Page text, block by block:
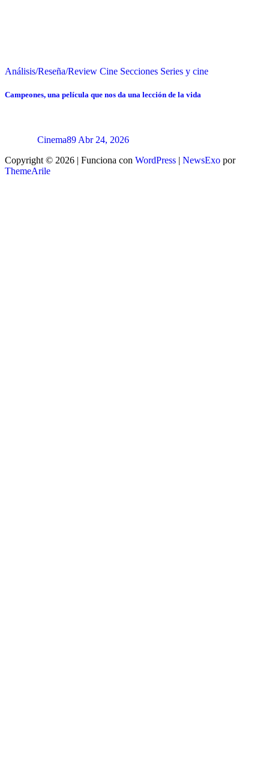
Análisis/Reseña/Review Cine Secciones Series y cine
Campeones, una película que nos da una lección de la vida
Cinema89 Abr 24, 2026
Copyright © 2026 | Funciona con WordPress | NewsExo por
ThemeArile